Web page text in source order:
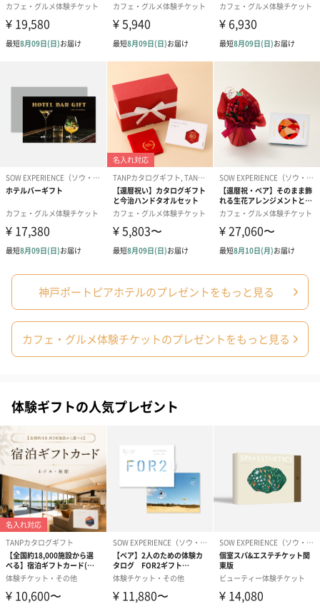
使用期限
発行日から6カ月
＜利用除外日＞
クリスマス期間、年末年始、特別催事期間
※その他対象のレストランが満席の場合はご利用いた
だけません。
パッケージに
ついて
外装：包装紙ラッピング
同梱物：利用方法ご案内など
サイズ：化粧箱縦7.5cm×横15cm
神戸ポートピアホテルのプレゼントをもっと見る
カフェ・グルメ体験チケットのプレゼントをもっと見る
体験ギフトの人気プレゼント